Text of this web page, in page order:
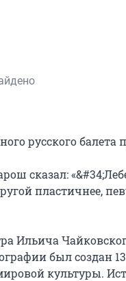
русского
сказал:
пластичнее,
Ильича
был создан
культуры.